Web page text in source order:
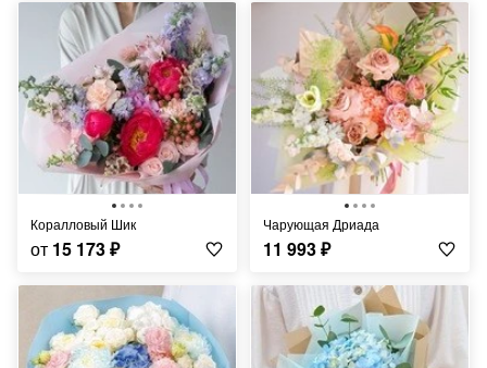
Коралловый Шик
от 15 173₽
Чарующая Дриада
11 993₽